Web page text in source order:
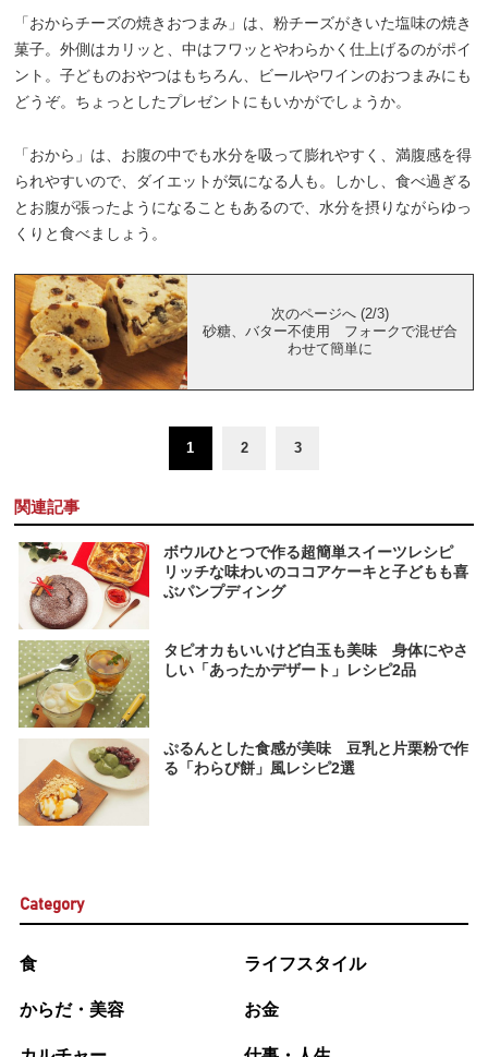
「おからチーズの焼きおつまみ」は、粉チーズがきいた塩味の焼き
菓子。外側はカリッと、中はフワッとやわらかく仕上げるのがポイ
ント。子どものおやつはもちろん、ビールやワインのおつまみにも
どうぞ。ちょっとしたプレゼントにもいかがでしょうか。
「おから」は、お腹の中でも水分を吸って膨れやすく、満腹感を得
られやすいので、ダイエットが気になる人も。しかし、食べ過ぎる
とお腹が張ったようになることもあるので、水分を摂りながらゆっ
くりと食べましょう。
次のページへ (2/3)
砂糖、バター不使用 フォークで混ぜ合
わせて簡単に
1 2 3
関連記事
ボウルひとつで作る超簡単スイーツレシピ
リッチな味わいのココアケーキと子どもも喜
ぶパンプディング
タピオカもいいけど白玉も美味 身体にやさ
しい「あったかデザート」レシピ2品
ぷるんとした食感が美味 豆乳と片栗粉で作
る「わらび餅」風レシピ2選
Category
食 ライフスタイル
からだ・美容 お金